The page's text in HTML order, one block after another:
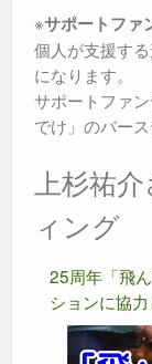
※サポートファ
個人が支援す
になります。
サポートファ
でけ」のバー
上杉祐
ィング
25周年「飛
ションに協